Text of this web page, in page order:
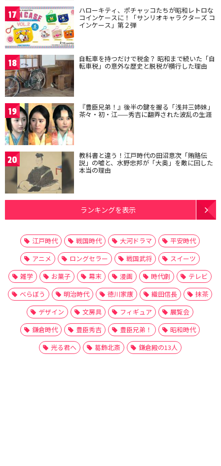
17 ハローキティ、ポチャッコたちが昭和レトロな
コインケースに！「サンリオキャラクターズ コ
インケース」第２弾
18 自転車を持つだけで税金？ 昭和まで続いた「自
転車税」の意外な歴史と脱税が横行した理由
19 『豊臣兄弟！』後半の鍵を握る「浅井三姉妹」
茶々・初・江——秀吉に翻弄された波乱の生涯
20 教科書と違う！江戸時代の田沼意次「賄賂伝
説」の嘘と、水野忠邦が「大奥」を敵に回した
本当の理由
ランキングを表示
江戸時代 戦国時代 大河ドラマ
平安時代
アニメ
ロングセラー 戦国武将
スイーツ
雑学
お菓子 幕末 漫画 時代劇
テレビ
べらぼう
明治時代 徳川家康 織田信長
抹茶
デザイン
文房具 フィギュア
展覧会
鎌倉時代
豊臣秀吉 豊臣兄弟！
昭和時代
光る君へ
葛飾北斎 鎌倉殿の13人